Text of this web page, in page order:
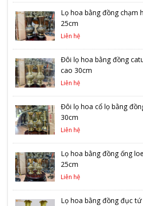
Lọ hoa bằng đồng chạm
25cm
Liên hệ
Đôi lọ hoa bằng đồng
cao 30cm
Liên hệ
Đôi lọ hoa cổ lọ bằng
30cm
Liên hệ
Lọ hoa bằng đồng ống
25cm
Liên hệ
Lọ hoa bằng đồng đục